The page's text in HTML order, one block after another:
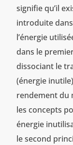
signifie qu’il
introduite
l’énergie
dans le
dissociant le
(énergie
rendement du
les concepts
énergie
le second